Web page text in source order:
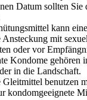
Datum sollten
kann
Ansteckung mit
oder vor
Kondome gehören
in die Landschaft.
Gleitmittel benutzen
kondomgeeignete